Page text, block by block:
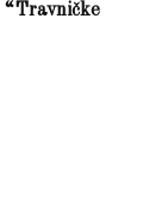
“Travničke